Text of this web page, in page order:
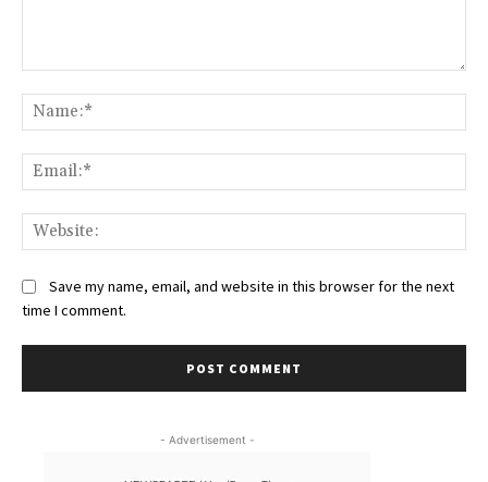
Save my name, email, and website in this browser for the next
time I comment.
- Advertisement -